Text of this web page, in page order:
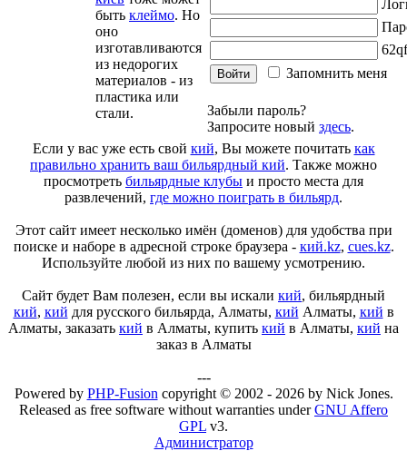
быть клеймо. Но
оно
изготавливаются
из недорогих
материалов - из
пластика или
стали.
Запомнить меня
Забыли пароль?
Запросите новый здесь.
Если у вас уже есть свой кий, Вы можете почитать как
правильно хранить ваш бильярдный кий. Также можно
просмотреть бильярдные клубы и просто места для
развлечений, где можно поиграть в бильярд.
Этот сайт имеет несколько имён (доменов) для удобства при
поиске и наборе в адресной строке браузера - кий.kz, cues.kz.
Используйте любой из них по вашему усмотрению.
Сайт будет Вам полезен, если вы искали кий, бильярдный
кий, кий для русского бильярда, Алматы, кий Алматы, кий в
Алматы, заказать кий в Алматы, купить кий в Алматы, кий на
заказ в Алматы
---
Powered by PHP-Fusion copyright © 2002 - 2026 by Nick Jones.
Released as free software without warranties underGNU Affero
GPL v3.
Администратор